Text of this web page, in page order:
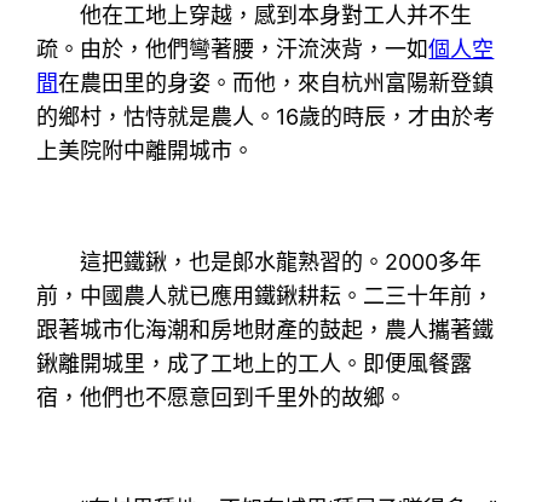
他在工地上穿越，感到本身對工人并不生
疏。由於，他們彎著腰，汗流浹背，一如個人空
間在農田里的身姿。而他，來自杭州富陽新登鎮
的鄉村，怙恃就是農人。16歲的時辰，才由於考
上美院附中離開城市。
這把鐵鍬，也是郞水龍熟習的。2000多年
前，中國農人就已應用鐵鍬耕耘。二三十年前，
跟著城市化海潮和房地財產的鼓起，農人攜著鐵
鍬離開城里，成了工地上的工人。即便風餐露
宿，他們也不愿意回到千里外的故鄉。